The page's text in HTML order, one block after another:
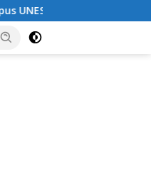
Kota, Riyono Caping: